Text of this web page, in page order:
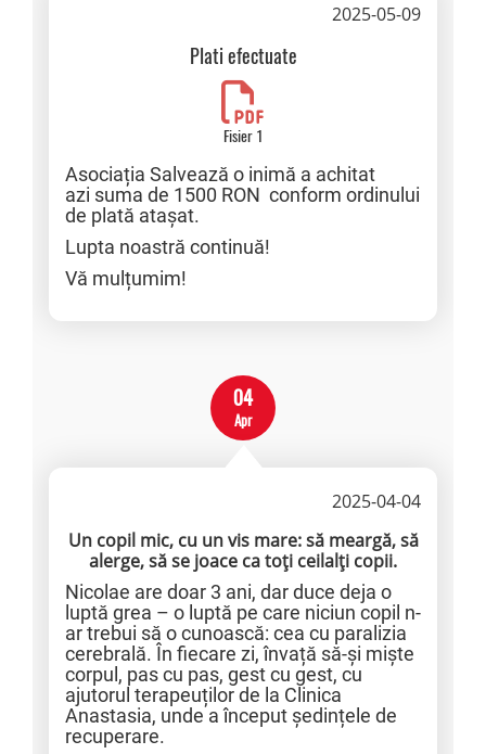
2025-05-09
Plati efectuate
Fisier 1
Asociația Salvează o inimă a achitat
azi suma de 1500 RON conform ordinului
de plată atașat.
Lupta noastră continuă!
Vă mulțumim!
04
Apr
2025-04-04
Un copil mic, cu un vis mare: să meargă, să
alerge, să se joace ca toți ceilalți copii.
Nicolae are doar 3 ani, dar duce deja o
luptă grea – o luptă pe care niciun copil n-
ar trebui să o cunoască: cea cu paralizia
cerebrală. În fiecare zi, învață să-și miște
corpul, pas cu pas, gest cu gest, cu
ajutorul terapeuților de la Clinica
Anastasia, unde a început ședințele de
recuperare.